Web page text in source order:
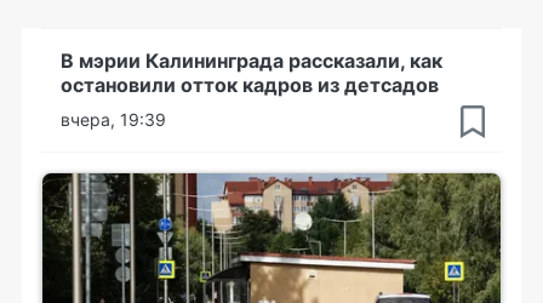
В мэрии Калининграда рассказали, как
остановили отток кадров из детсадов
вчера, 19:39